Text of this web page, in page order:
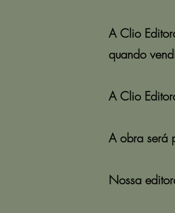
A Clio
quando
A Clio
A obra será
Nossa